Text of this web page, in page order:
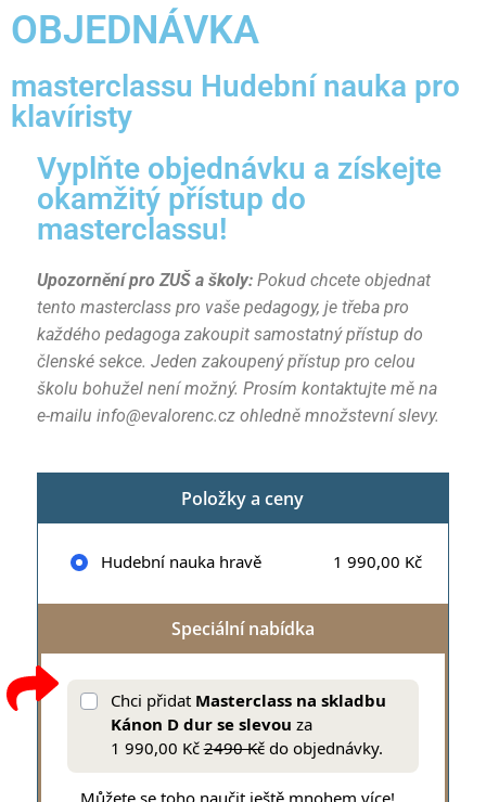
OBJEDNÁVKA
masterclassu Hudební nauka pro
klavíristy
Vyplňte objednávku a získejte
okamžitý přístup do
masterclassu!
Upozornění pro ZUŠ a školy:Pokud chcete objednat
tento masterclass pro vaše pedagogy, je třeba pro
každého pedagoga zakoupit samostatný přístup do
členské sekce. Jeden zakoupený přístup pro celou
školu bohužel není možný. Prosím kontaktujte mě na
e-mailu info@evalorenc.cz ohledně množstevní slevy.
Položky a ceny
Hudební nauka hravě 1 990,00 Kč
Speciální nabídka
Chci přidat Masterclass na skladbu
Kánon D dur se slevou za
1 990,00 Kč2490 Kčdo objednávky.
Můžete se toho naučit ještě mnohem více!